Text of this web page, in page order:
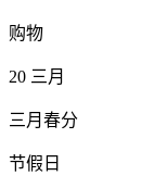
购物
20 三月
三月春分
节假日